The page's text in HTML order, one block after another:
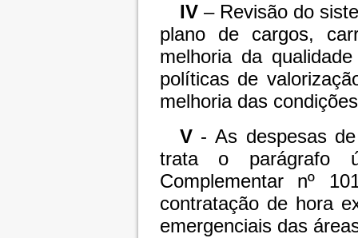
IV– Revisão do
plano de cargos,
melhoria da
políticas de
melhoria das
V- As despesas
trata o parágrafo
Complementar nº
contratação de hora
emergenciais das